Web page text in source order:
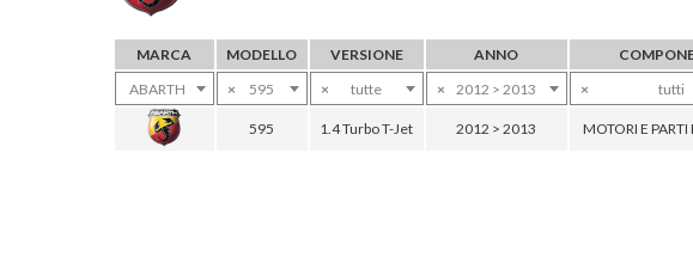
MARCA MODELLO VERSIONE ANNO
ABARTH
× 595 × tutte × 2012 > 2013 × tutti
595 1.4 Turbo T-Jet 2012 > 2013 MOTORI E